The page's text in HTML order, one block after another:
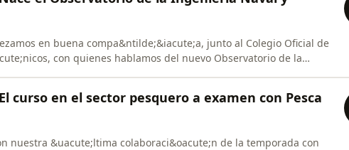
en buena compa&ntilde;&iacute;a, junto al Colegio Oficial de
con quienes hablamos del nuevo Observatorio de la
curso en el sector pesquero a examen con Pesca
nuestra &uacute;ltima colaboraci&oacute;n de la temporada con